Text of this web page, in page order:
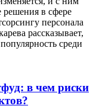
в сфере
персонала
рассказывает,
среди
в чем риски